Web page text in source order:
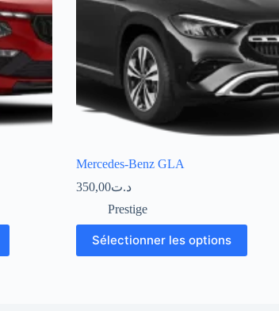
Mercedes-Benz GLA
د.ت350,00
Prestige
Sélectionner les options